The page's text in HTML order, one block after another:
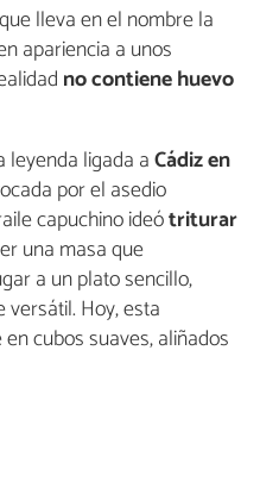
lleva en el nombre la
apariencia a unos
no contiene huevo
leyenda ligada aCádiz en
por el asedio
capuchino ideótriturar
una masa que
a un plato sencillo,
Hoy, esta
cubos suaves, aliñados